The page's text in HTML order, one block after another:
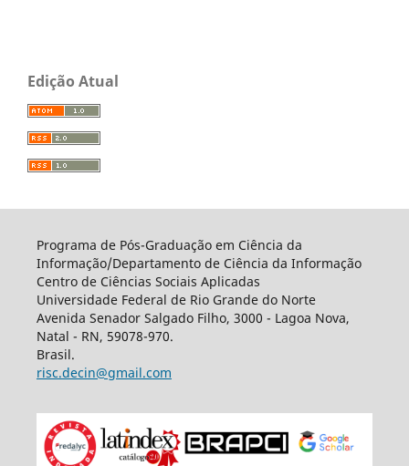
Edição Atual
Programa de Pós-Graduação em Ciência da
Informação/Departamento de Ciência da Informação
Centro de Ciências Sociais Aplicadas
Universidade Federal de Rio Grande do Norte
Avenida Senador Salgado Filho, 3000 - Lagoa Nova,
Natal - RN, 59078-970.
Brasil.
risc.decin@gmail.com